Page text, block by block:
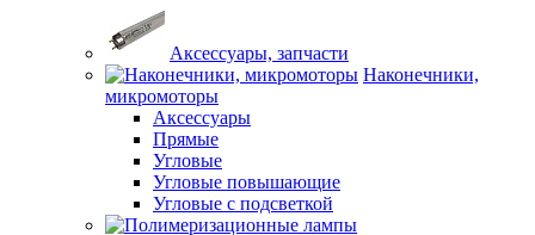
Аксессуары, запчасти
Наконечники,
микромоторы
Аксессуары
Прямые
Угловые
Угловые повышающие
Угловые с подсветкой